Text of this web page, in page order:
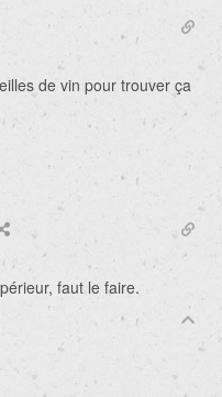
de vin pour trouver ça
faut le faire.